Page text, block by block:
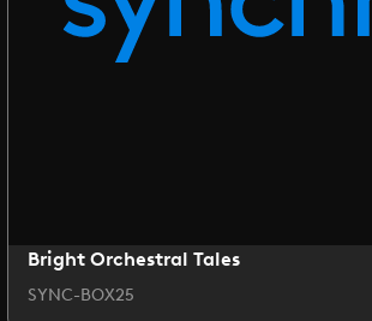
Bright Orchestral Tales
SYNC-BOX25